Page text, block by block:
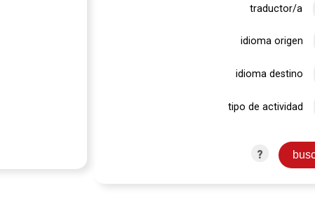
traductor/a
idioma origen
idioma destino
tipo de actividad
?